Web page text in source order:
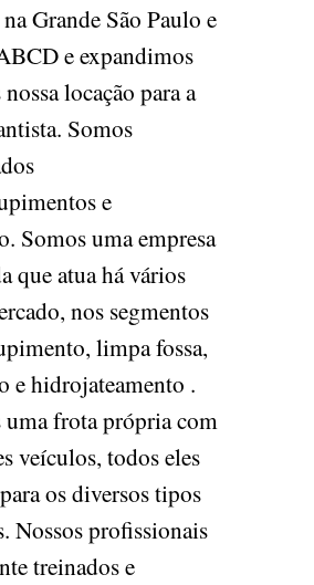
Grande São Paulo e
e expandimos
locação para a
Somos
e
Somos uma empresa
que atua há vários
nos segmentos
limpa fossa,
e hidrojateamento .
uma frota própria com
veículos, todos eles
os diversos tipos
Nossos profissionais
treinados e